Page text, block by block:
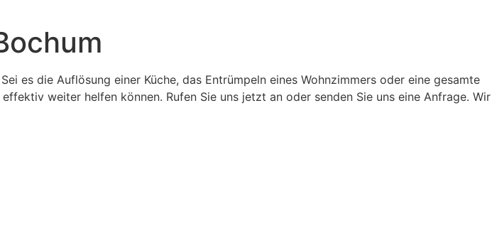
es die Auflösung einer Küche, das Entrümpeln eines Wohnzimmers oder eine gesamte
weiter helfen können. Rufen Sie uns jetzt an oder senden Sie uns eine Anfrage. Wir